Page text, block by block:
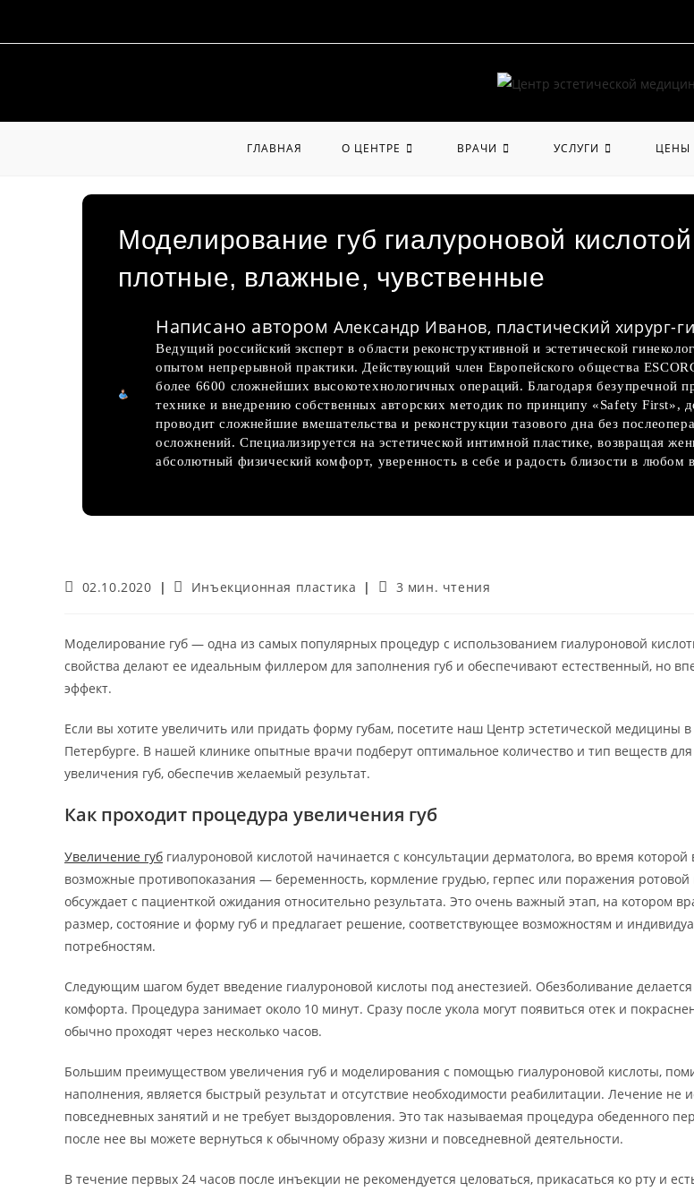
ГЛАВНАЯ О ЦЕНТРЕ ВРАЧИ УСЛУГИ ЦЕНЫ
Моделирование губ гиалуроновой
плотные, влажные, чувственные
Написано авторомАлександр Иванов, пластический хирург-
Ведущий российский эксперт в области реконструктивной и эстетической
опытом непрерывной практики. Действующий член Европейского общества
более 6600 сложнейших высокотехнологичных операций. Благодаря безупречной
технике и внедрению собственных авторских методик по принципу «Safety First»,
проводит сложнейшие вмешательства и реконструкции тазового дна без
осложнений. Специализируется на эстетической интимной пластике, возвращая
абсолютный физический комфорт, уверенность в себе и радость близости в любом
Запись
02.10.2020
Рубрика
Инъекционная пластика
Время
3 мин. чтения
Моделирование губ — одна из самых популярных процедур с использованием гиалуроновой
свойства делают ее идеальным филлером для заполнения губ и обеспечивают естественный, но
эффект.
Если вы хотите увеличить или придать форму губам, посетите наш Центр эстетической медицины в
Петербурге. В нашей клинике опытные врачи подберут оптимальное количество и тип веществ
увеличения губ, обеспечив желаемый результат.
Как проходит процедура увеличения губ
Увеличение губ гиалуроновой кислотой начинается с консультации дерматолога, во время
возможные противопоказания — беременность, кормление грудью, герпес или поражения ротовой
обсуждает с пациенткой ожидания относительно результата. Это очень важный этап, на котором
размер, состояние и форму губ и предлагает решение, соответствующее возможностям и
потребностям.
Следующим шагом будет введение гиалуроновой кислоты под анестезией. Обезболивание
комфорта. Процедура занимает около 10 минут. Сразу после укола могут появиться отек и
обычно проходят через несколько часов.
Большим преимуществом увеличения губ и моделирования с помощью гиалуроновой кислоты,
наполнения, является быстрый результат и отсутствие необходимости реабилитации. Лечение не
повседневных занятий и не требует выздоровления. Это так называемая процедура обеденного
после нее вы можете вернуться к обычному образу жизни и повседневной деятельности.
В течение первых 24 часов после инъекции не рекомендуется целоваться, прикасаться ко рту и